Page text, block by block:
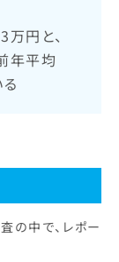
円と、
年平均
の中で、レポー